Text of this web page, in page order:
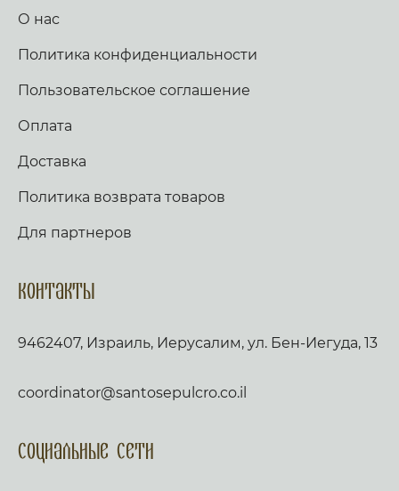
О нас
Политика конфиденциальности
Пользовательское соглашение
Оплата
Доставка
Политика возврата товаров
Для партнеров
Контакты
9462407, Израиль, Иерусалим, ул. Бен-Иегуда, 13
coordinator@santosepulcro.co.il
Социальные сети